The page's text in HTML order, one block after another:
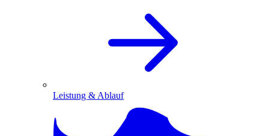
Leistung & Ablauf